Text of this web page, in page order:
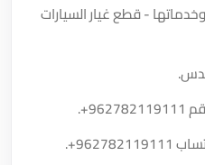
- قطع غيار السيارات
+962782119111
.
+962782119111
.